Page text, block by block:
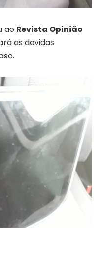
ao Revista Opinião
as devidas